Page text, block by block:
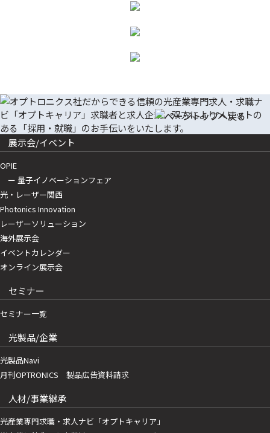
展示会/イベント
OPIE
ー 量子イノベーションフェア
光・レーザー関西
Photonics Innovation
レーザーソリューション
海外展示会
イベントカレンダー
オンライン展示会
セミナー
セミナー一覧
光製品/企業
光製品Navi
月刊OPTRONICS 製品広告資料請求
人材/事業継承
光産業専門求職・求人ナビ「オプトキャリア」